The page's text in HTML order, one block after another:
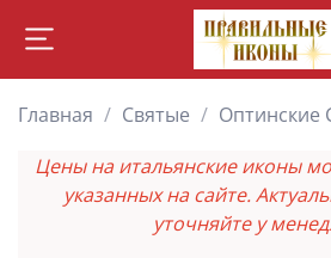
Главная Святые
Оптинские
Цены на итальянские иконы
указанных на сайте.
уточняйте у